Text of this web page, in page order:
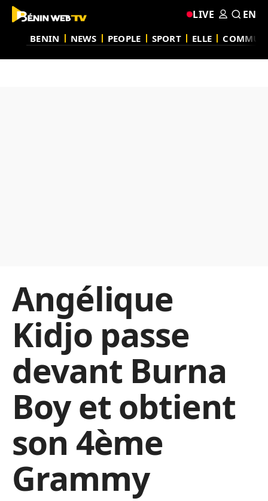
BENIN NEWS PEOPLE SPORT ELLE
LIVE EN
Angélique
Kidjo passe
devant Burna
Boy et obtient
son 4ème
Grammy